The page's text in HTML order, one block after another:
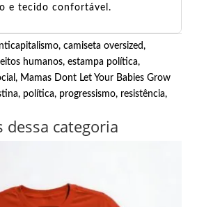
e tecido confortável.
,camiseta oversized,
humanos,estampa política,
, Mamas Dont Let Your Babies Grow
, política, progressismo, resistência,
dessa categoria